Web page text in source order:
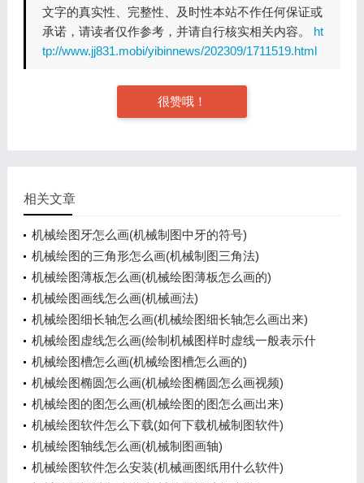
文字的真实性、完整性、及时性本站不作任何保证或
承诺，请读者仅作参考，并请自行核实相关内容。 ht
tp://www.jj831.mobi/yibinnews/202309/1711519.html
很赞哦！
相关文章
机械绘图牙怎么画(机械制图中牙的符号)
机械绘图的三角形怎么画(机械制图三角法)
机械绘图薄板怎么画(机械绘图薄板怎么画的)
机械绘图画线怎么画(机械画法)
机械绘图细长轴怎么画(机械绘图细长轴怎么画出来)
机械绘图虚线怎么画(绘制机械图样时虚线一般表示什
么)
机械绘图槽怎么画(机械绘图槽怎么画的)
机械绘图椭圆怎么画(机械绘图椭圆怎么画视频)
机械绘图的图怎么画(机械绘图的图怎么画出来)
机械绘图软件怎么下载(如何下载机械制图软件)
机械绘图轴线怎么画(机械制图画轴)
机械绘图软件怎么安装(机械画图纸用什么软件)